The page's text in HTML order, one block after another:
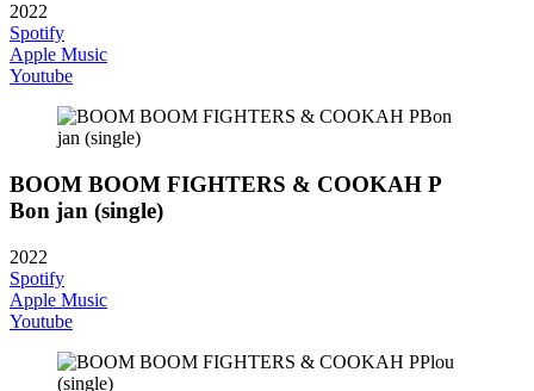
2022
Spotify
Apple Music
Youtube
BOOM BOOM FIGHTERS & COOKAH P
Bon jan (single)
2022
Spotify
Apple Music
Youtube